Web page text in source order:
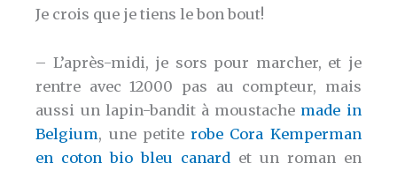
Je crois que je tiens le bon bout!
– L’après-midi, je sors pour marcher, et je
rentre avec 12000 pas au compteur, mais
aussi un lapin-bandit à moustache made in
Belgium, une petiterobe Cora Kemperman
en coton bio bleu canard et un roman en